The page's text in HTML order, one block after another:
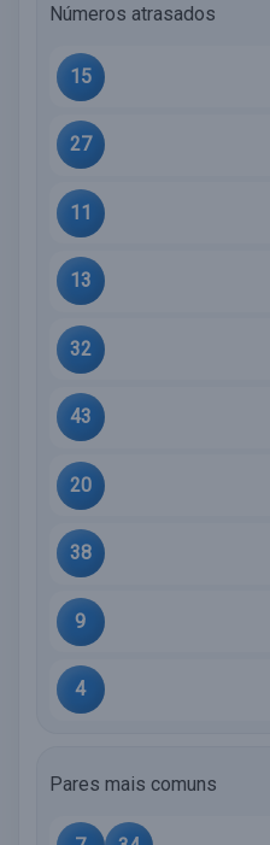
Números atrasados
15
27
11
13
32
43
20
38
9
4
Pares mais comuns